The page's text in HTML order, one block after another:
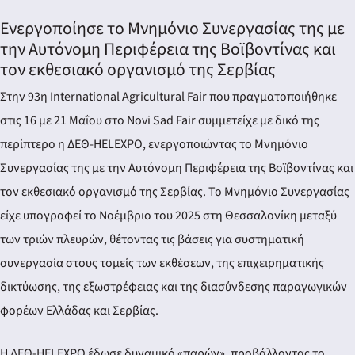
Ενεργοποίησε το Μνημόνιο Συνεργασίας της με
την Αυτόνομη Περιφέρεια της Βοϊβοντίνας και
τον εκθεσιακό οργανισμό της Σερβίας
Στην 93η International Agricultural Fair που πραγματοποιήθηκε
στις 16 με 21 Μαΐου στο Novi Sad Fair συμμετείχε με δικό της
περίπτερο η ΔΕΘ-HELEXPO, ενεργοποιώντας το Μνημόνιο
Συνεργασίας της με την Αυτόνομη Περιφέρεια της Βοϊβοντίνας και
τον εκθεσιακό οργανισμό της Σερβίας. Το Μνημόνιο Συνεργασίας
είχε υπογραφεί το Νοέμβριο του 2025 στη Θεσσαλονίκη μεταξύ
των τριών πλευρών, θέτοντας τις βάσεις για συστηματική
συνεργασία στους τομείς των εκθέσεων, της επιχειρηματικής
δικτύωσης, της εξωστρέφειας και της διασύνδεσης παραγωγικών
φορέων Ελλάδας και Σερβίας.